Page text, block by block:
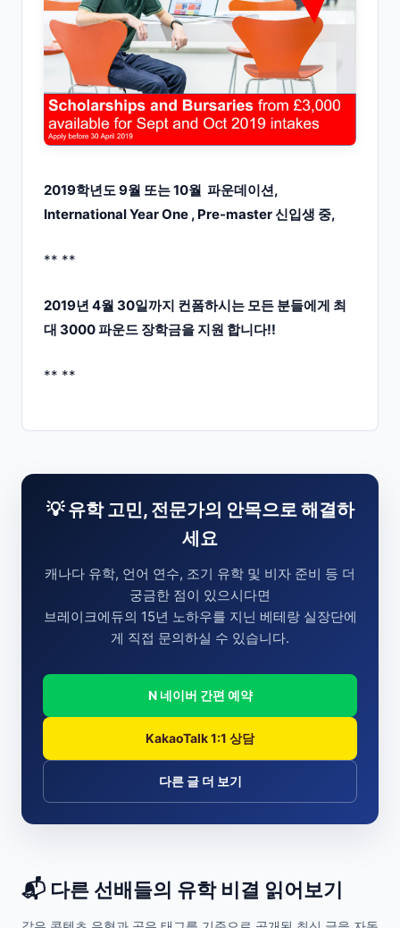
2019학년도 9월 또는 10월 파운데이션,
International Year One , Pre-master 신입생 중,
** **
2019년 4월 30일까지 컨폼하시는 모든 분들에게 최
대 3000 파운드 장학금을 지원 합니다!!
** **
💡 유학 고민, 전문가의 안목으로 해결하
세요
캐나다 유학, 언어 연수, 조기 유학 및 비자 준비 등 더
궁금한 점이 있으시다면
브레이크에듀의 15년 노하우를 지닌 베테랑 실장단에
게 직접 문의하실 수 있습니다.
N 네이버 간편 예약
KakaoTalk 1:1 상담
다른 글 더 보기
📬 다른 선배들의 유학 비결 읽어보기